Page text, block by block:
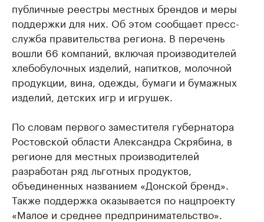
публичные реестры местных брендов и меры
поддержки для них. Об этом сообщает пресс-
служба правительства региона. В перечень
вошли 66 компаний, включая производителей
хлебобулочных изделий, напитков, молочной
продукции, вина, одежды, бумаги и бумажных
изделий, детских игр и игрушек.
По словам первого заместителя губернатора
Ростовской области Александра Скрябина, в
регионе для местных производителей
разработан ряд льготных продуктов,
объединенных названием «Донской бренд».
Также поддержка оказывается по нацпроекту
«Малое и среднее предпринимательство».